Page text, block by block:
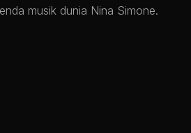
musik dunia Nina Simone.